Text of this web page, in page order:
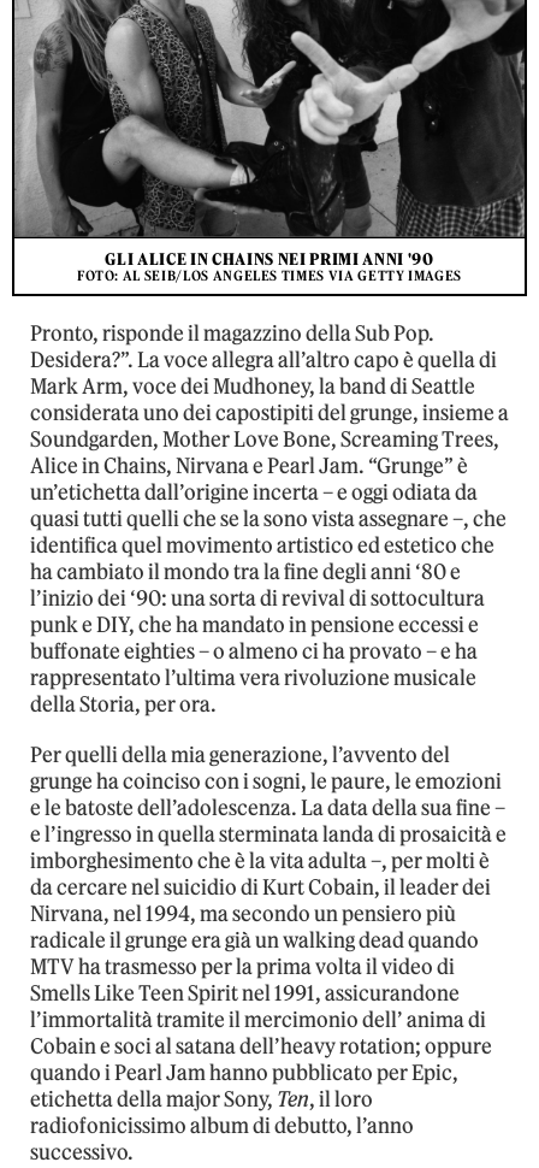
GLI ALICE IN CHAINS NEI PRIMI ANNI '90
FOTO: AL SEIB/LOS ANGELES TIMES VIA GETTY IMAGES
Pronto, risponde il magazzino della Sub Pop.
Desidera?”. La voce allegra all’altro capo è quella di
Mark Arm, voce dei Mudhoney, la band di Seattle
considerata uno dei capostipiti del grunge, insieme a
Soundgarden, Mother Love Bone, Screaming Trees,
Alice in Chains, Nirvana e Pearl Jam. “Grunge” è
un’etichetta dall’origine incerta – e oggi odiata da
quasi tutti quelli che se la sono vista assegnare –, che
identifica quel movimento artistico ed estetico che
ha cambiato il mondo tra la fine degli anni ‘80 e
l’inizio dei ‘90: una sorta di revival di sottocultura
punk e DIY, che ha mandato in pensione eccessi e
buffonate eighties – o almeno ci ha provato – e ha
rappresentato l’ultima vera rivoluzione musicale
della Storia, per ora.
Per quelli della mia generazione, l’avvento del
grunge ha coinciso con i sogni, le paure, le emozioni
e le batoste dell’adolescenza. La data della sua fine –
e l’ingresso in quella sterminata landa di prosaicità e
imborghesimento che è la vita adulta –, per molti è
da cercare nel suicidio di Kurt Cobain, il leader dei
Nirvana, nel 1994, ma secondo un pensiero più
radicale il grunge era già un walking dead quando
MTV ha trasmesso per la prima volta il video di
Smells Like Teen Spirit nel 1991, assicurandone
l’immortalità tramite il mercimonio dell’ anima di
Cobain e soci al satana dell’heavy rotation; oppure
quando i Pearl Jam hanno pubblicato per Epic,
etichetta della major Sony, Ten, il loro
radiofonicissimo album di debutto, l’anno
successivo.